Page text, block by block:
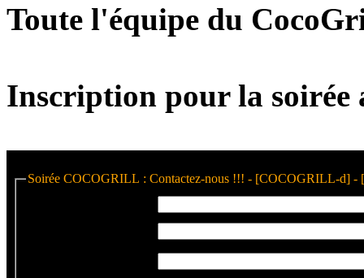
Toute l'équipe du
Inscription pour la soirée